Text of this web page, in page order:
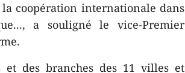
coopération internationale dans
a souligné le vice-Premier
et des branches des 11 villes et